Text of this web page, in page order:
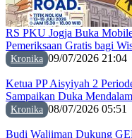
RS PKU Jogja Buka
Pemeriksaan Gratis bagi
Kronika 09/07/2026 21:04
Ketua PP Aisyiyah 2
Sampaikan Duka Mendalam
Kronika 08/07/2026 05:51
Budi Waljiman Dukung